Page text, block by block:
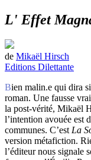
L' Effet
de Mikaël Hirsch
Editions Dilettante
Bien malin.e qui dira si
roman. Une fausse
la post-vérité, Mikaël
l’intention avouée est
communes. C’estLa
version métafiction.
l’éditeur nous signale